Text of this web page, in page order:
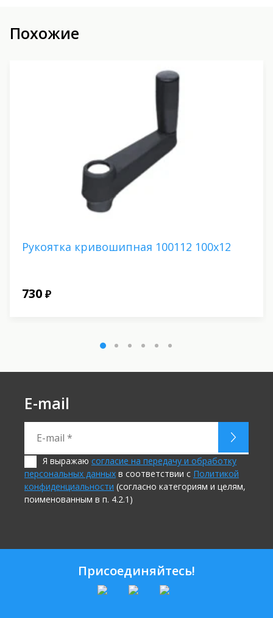
Похожие
Рукоятка кривошипная 100112 100х12
730 ₽
E-mail
Я выражаю согласие на передачу и обработку
персональных данных в соответствии с Политикой
конфиденциальности (согласно категориям и целям,
поименованным в п. 4.2.1)
Присоединяйтесь!